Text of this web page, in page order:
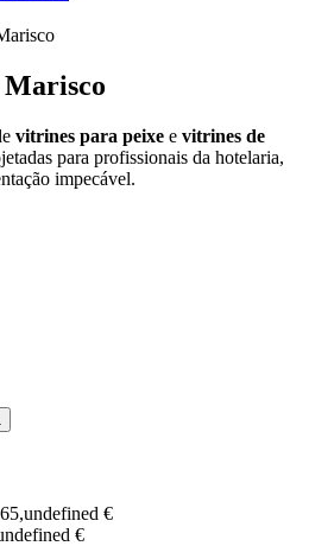
vitrines para peixe e vitrines de
para profissionais da hotelaria,
impecável.
€
€